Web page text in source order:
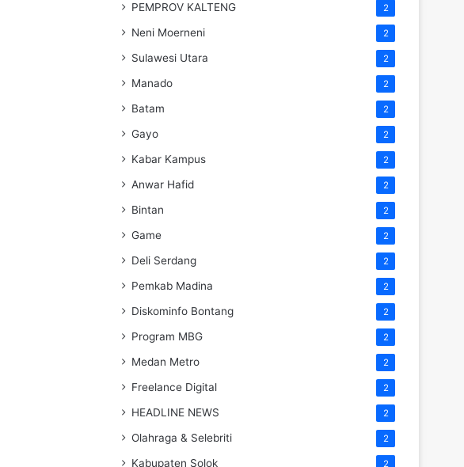
PEMPROV KALTENG 2
Neni Moerneni 2
Sulawesi Utara 2
Manado 2
Batam 2
Gayo 2
Kabar Kampus 2
Anwar Hafid 2
Bintan 2
Game 2
Deli Serdang 2
Pemkab Madina 2
Diskominfo Bontang 2
Program MBG 2
Medan Metro 2
Freelance Digital 2
HEADLINE NEWS 2
Olahraga & Selebriti 2
Kabupaten Solok 2